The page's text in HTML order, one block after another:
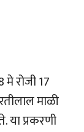
रोजी 17
माळी
प्रकरणी